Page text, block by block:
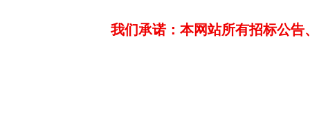
我们承诺：本网站所有招标公